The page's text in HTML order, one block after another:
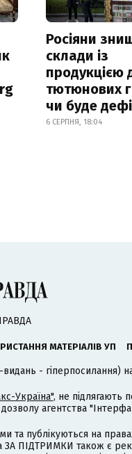
Росіяни
склади із
продукцією
тютюнових
чи буде
6 СЕРПНЯ, 18:04
МАТЕРІАЛІВ УП
- гіперпосилання)
Україна", не підлягають
агентства
публікуються на
ЗА ПІДТРИМКИ також є